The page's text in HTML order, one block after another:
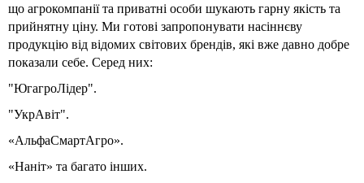
що агрокомпанії та приватні особи шукають гарну якість та
прийнятну ціну. Ми готові запропонувати насіннєву
продукцію від відомих світових брендів, які вже давно добре
показали себе. Серед них:
"ЮгагроЛідер".
"УкрАвіт".
«АльфаСмартАгро».
«Наніт» та багато інших.